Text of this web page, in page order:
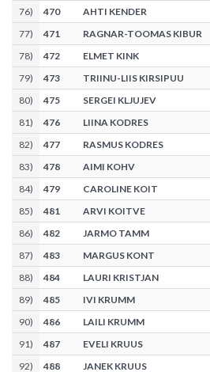
76) 470
AHTI KENDER
77) 471
RAGNAR-TOOMAS KIBUR
78) 472
ELMET KINK
79) 473
TRIINU-LIIS KIRSIPUU
80) 475
SERGEI KLJUJEV
81) 476
LIINA KODRES
82) 477
RASMUS KODRES
83) 478
AIMI KOHV
84) 479
CAROLINE KOIT
85) 481
ARVI KOITVE
86) 482
JARMO TAMM
87) 483
MARGUS KONT
88) 484
LAURI KRISTJAN
89) 485
IVI KRUMM
90) 486
LAILI KRUMM
91) 487
EVELI KRUUS
92) 488 JANEK KRUUS